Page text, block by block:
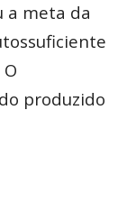
a meta da
produzido